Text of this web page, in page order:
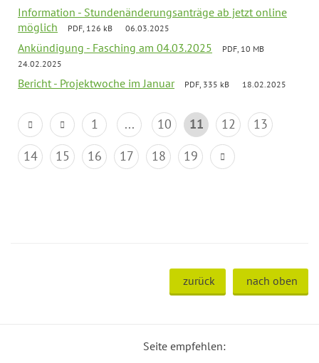
Information - Stundenänderungsanträge ab jetzt online
möglich
PDF, 126 kB 06.03.2025
Ankündigung - Fasching am 04.03.2025
PDF, 10 MB
24.02.2025
Bericht - Projektwoche im Januar PDF, 335 kB 18.02.2025
1 ... 10 11 12
13
14
15 16 17 18 19
zurück nach oben
Seite empfehlen: